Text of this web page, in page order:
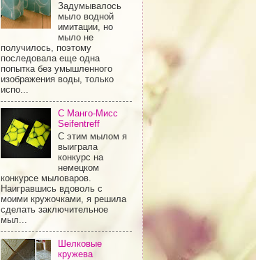
Задумывалось
мыло водной
имитации, но
мыло не
получилось, поэтому
последовала еще одна
попытка без умышленного
изображения воды, только
испо...
С Манго-Мисс
Seifentreff
С этим мылом я
выиграла
конкурс на
немецком
конкурсе мыловаров.
Наигравшись вдоволь с
моими кружочками, я решила
сделать заключительное
мыл...
Шелковые
кружева